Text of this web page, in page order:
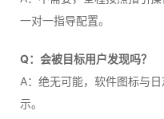
一对一指导配置。
Q：会被目标用户发现吗？
A：绝无可能，软件图标与
示。